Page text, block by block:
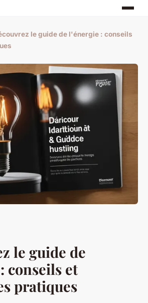
le guide de l'énergie : conseils
le guide de
conseils et
pratiques